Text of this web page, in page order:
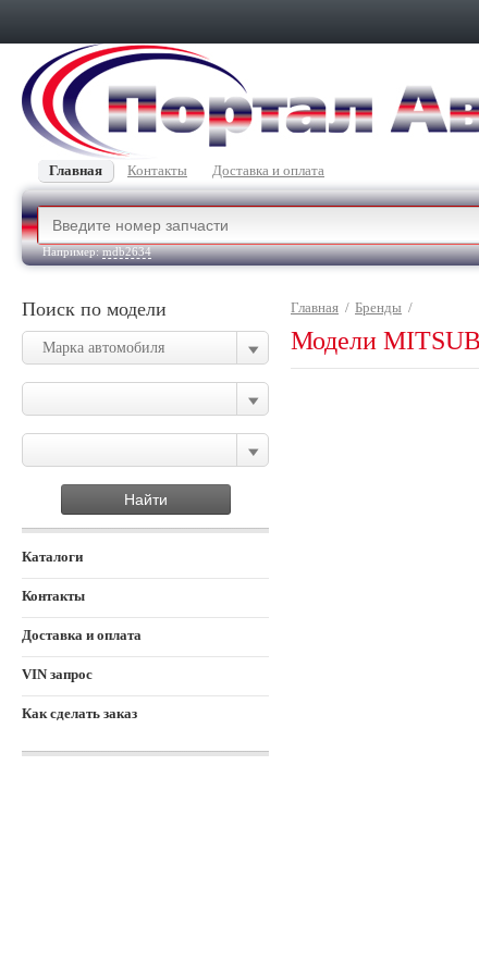
Главная Контакты Доставка и оплата
Например:mdb2634
Поиск по модели
Марка автомобиля
Каталоги
Контакты
Доставка и оплата
VIN запрос
Как сделать заказ
Главная / Бренды /
Модели